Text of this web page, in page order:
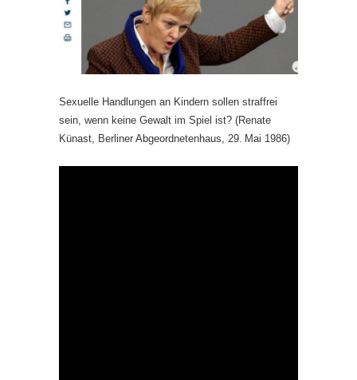
Sexuelle Handlungen an Kindern sollen straffrei
sein, wenn keine Gewalt im Spiel ist? (Renate
Künast, Berliner Abgeordnetenhaus, 29. Mai 1986)